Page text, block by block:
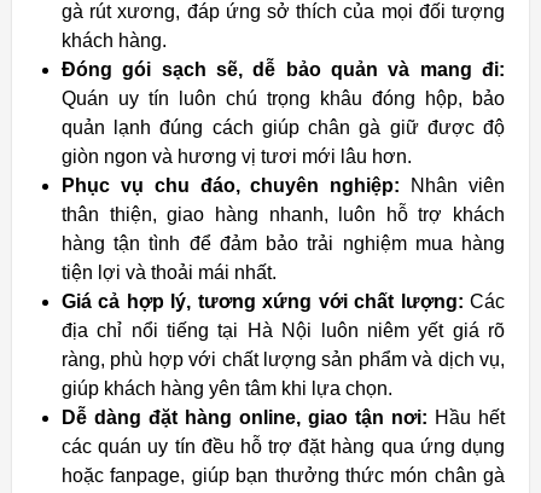
gà rút xương, đáp ứng sở thích của mọi đối tượng
khách hàng.
Đóng gói sạch sẽ, dễ bảo quản và mang đi:
Quán uy tín luôn chú trọng khâu đóng hộp, bảo
quản lạnh đúng cách giúp chân gà giữ được độ
giòn ngon và hương vị tươi mới lâu hơn.
Phục vụ chu đáo, chuyên nghiệp: Nhân viên
thân thiện, giao hàng nhanh, luôn hỗ trợ khách
hàng tận tình để đảm bảo trải nghiệm mua hàng
tiện lợi và thoải mái nhất.
Giá cả hợp lý, tương xứng với chất lượng: Các
địa chỉ nổi tiếng tại Hà Nội luôn niêm yết giá rõ
ràng, phù hợp với chất lượng sản phẩm và dịch vụ,
giúp khách hàng yên tâm khi lựa chọn.
Dễ dàng đặt hàng online, giao tận nơi: Hầu hết
các quán uy tín đều hỗ trợ đặt hàng qua ứng dụng
hoặc fanpage, giúp bạn thưởng thức món chân gà